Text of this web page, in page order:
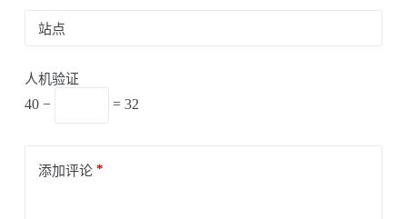
站点
人机验证
40 − = 32
添加评论*